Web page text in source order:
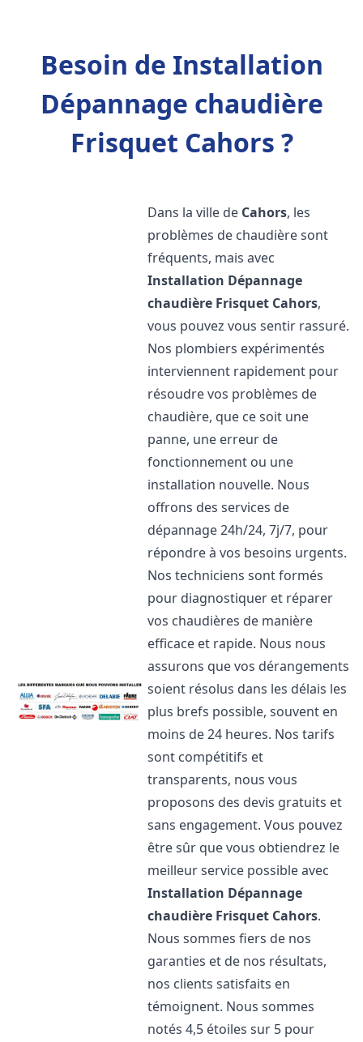
Besoin de Installation
Dépannage chaudière
Frisquet Cahors ?
Dans la ville de Cahors, les
problèmes de chaudière sont
fréquents, mais avec
Installation Dépannage
chaudière Frisquet Cahors,
vous pouvez vous sentir rassuré.
Nos plombiers expérimentés
interviennent rapidement pour
résoudre vos problèmes de
chaudière, que ce soit une
panne, une erreur de
fonctionnement ou une
installation nouvelle. Nous
offrons des services de
dépannage 24h/24, 7j/7, pour
répondre à vos besoins urgents.
Nos techniciens sont formés
pour diagnostiquer et réparer
vos chaudières de manière
efficace et rapide. Nous nous
assurons que vos dérangements
soient résolus dans les délais les
plus brefs possible, souvent en
moins de 24 heures. Nos tarifs
sont compétitifs et
transparents, nous vous
proposons des devis gratuits et
sans engagement. Vous pouvez
être sûr que vous obtiendrez le
meilleur service possible avec
Installation Dépannage
chaudière Frisquet Cahors.
Nous sommes fiers de nos
garanties et de nos résultats,
nos clients satisfaits en
témoignent. Nous sommes
notés 4,5 étoiles sur 5 pour